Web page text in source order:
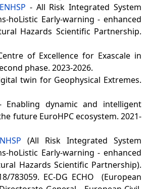
- All Risk Integrated System
hoListic Early-warning - enhanced
Hazards Scientific Partnership.
of Excellence for Exascale in
phase. 2023-2026.
twin for Geophysical Extremes.
Enabling dynamic and intelligent
future EuroHPC ecosystem. 2021-
(All Risk Integrated System
hoListic Early-warning - enhanced
Hazards Scientific Partnership).
783059. EC-DG ECHO (European